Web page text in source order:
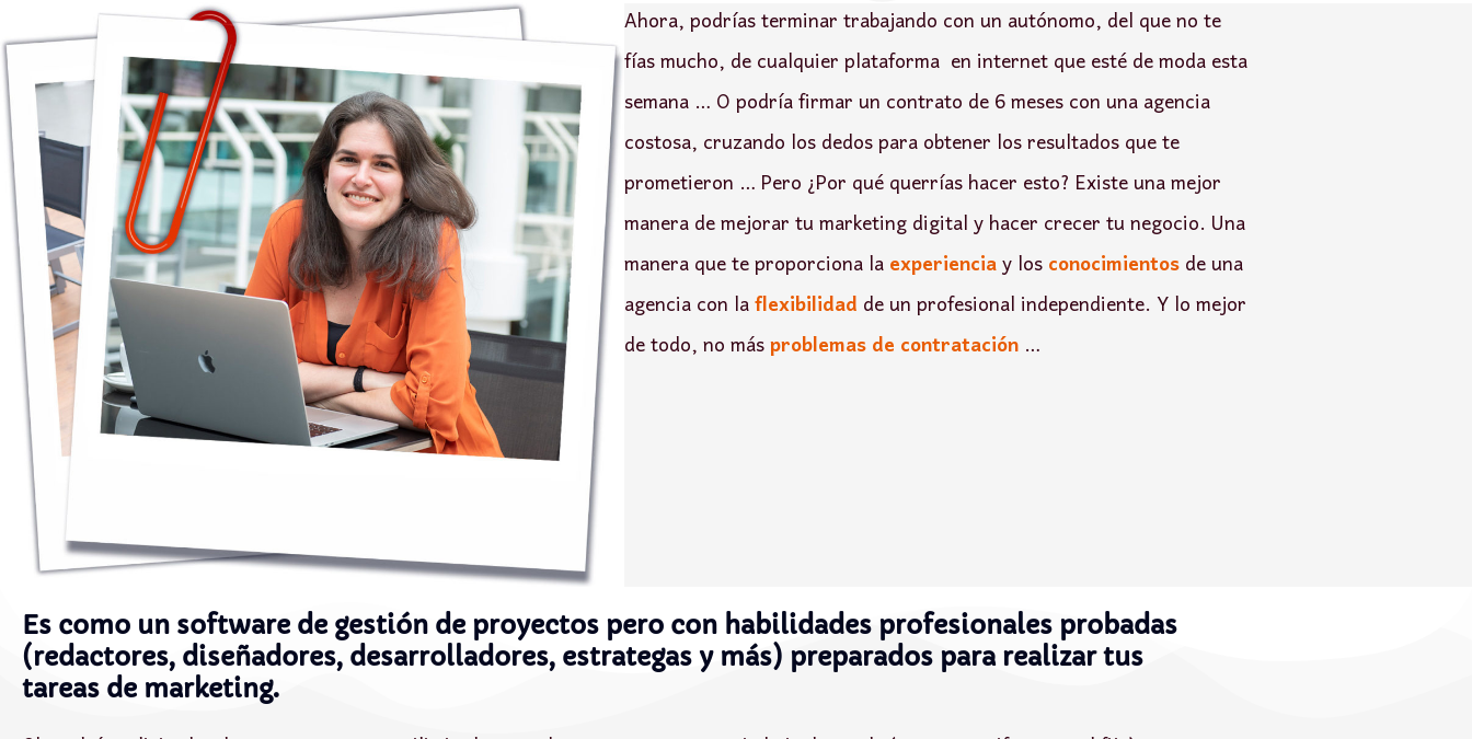
Ahora, podrías terminar trabajando con un autónomo, del que no te
fías mucho, de cualquier plataforma en internet que esté de moda esta
semana … O podría firmar un contrato de 6 meses con una agencia
costosa, cruzando los dedos para obtener los resultados que te
prometieron … Pero ¿Por qué querrías hacer esto? Existe una mejor
manera de mejorar tu marketing digital y hacer crecer tu negocio. Una
manera que te proporciona laexperienciay losconocimientosde una
agencia con laflexibilidadde un profesional independiente. Y lo mejor
de todo, no másproblemas de contratación…
Es como un software de gestión de proyectos pero con habilidades profesionales probadas
(redactores, diseñadores, desarrolladores, estrategas y más) preparados para realizar tus
tareas de marketing.